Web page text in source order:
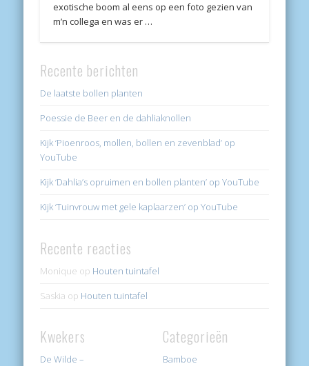
exotische boom al eens op een foto gezien van
m’n collega en was er …
Recente berichten
De laatste bollen planten
Poessie de Beer en de dahliaknollen
Kijk ‘Pioenroos, mollen, bollen en zevenblad’ op
YouTube
Kijk ‘Dahlia’s opruimen en bollen planten’ op YouTube
Kijk ‘Tuinvrouw met gele kaplaarzen’ op YouTube
Recente reacties
Monique op Houten tuintafel
Saskia op Houten tuintafel
Kwekers
De Wilde –
Categorieën
Bamboe